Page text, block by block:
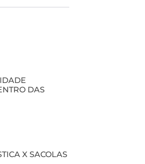
DAS
X SACOLAS